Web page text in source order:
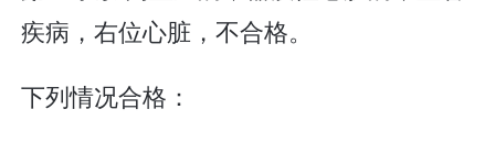
疾病，右位心脏，不合格。
下列情况合格：